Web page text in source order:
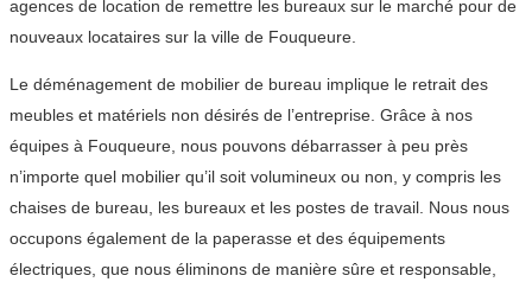
agences de location de remettre les bureaux sur le marché pour de
nouveaux locataires sur la ville de Fouqueure.
Le déménagement de mobilier de bureau implique le retrait des
meubles et matériels non désirés de l’entreprise. Grâce à nos
équipes à Fouqueure, nous pouvons débarrasser à peu près
n’importe quel mobilier qu’il soit volumineux ou non, y compris les
chaises de bureau, les bureaux et les postes de travail. Nous nous
occupons également de la paperasse et des équipements
électriques, que nous éliminons de manière sûre et responsable,